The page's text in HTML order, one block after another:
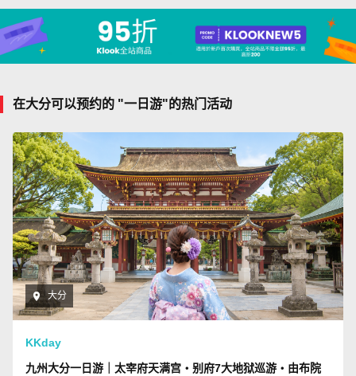
在大分可以预约的 "一日游"的热门活动
大分
KKday
九州大分一日游｜太宰府天满宫・别府7大地狱巡游・由布院